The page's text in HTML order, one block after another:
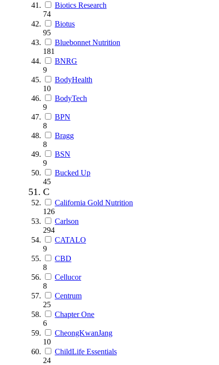
Biotics Research
74
Biotus
95
Bluebonnet Nutrition
181
BNRG
9
BodyHealth
10
BodyTech
9
BPN
8
Bragg
8
BSN
9
Bucked Up
45
C
California Gold Nutrition
126
Carlson
294
CATALO
9
CBD
8
Cellucor
8
Centrum
25
Chapter One
6
CheongKwanJang
10
ChildLife Essentials
24